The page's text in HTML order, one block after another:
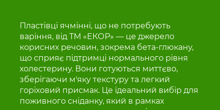
Пластівці ячмінні, що не потребують
варіння, від ТМ «ЕКОР» — це джерело
корисних речовин, зокрема бета-глюкану,
що сприяє підтримці нормального рівня
холестерину. Вони готуються миттєво,
зберігаючи м'яку текстуру та легкий
горіховий присмак. Це ідеальний вибір для
поживного сніданку, який в рамках